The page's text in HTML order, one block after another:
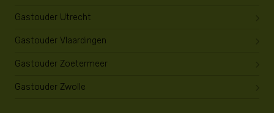
Gastouder Utrecht
Gastouder Vlaardingen
Gastouder Zoetermeer
Gastouder Zwolle